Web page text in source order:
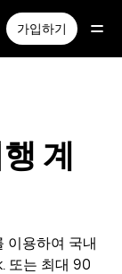
가입하기
계
이용하여 국내
또는 최대 90